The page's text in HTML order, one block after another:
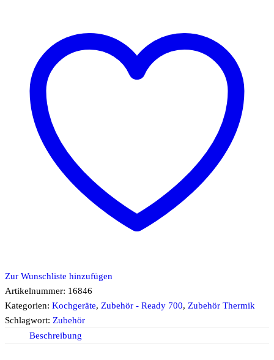
Zur Wunschliste hinzufügen
Artikelnummer: 16846
Kategorien: Kochgeräte, Zubehör - Ready 700, Zubehör Thermik
Schlagwort: Zubehör
Beschreibung